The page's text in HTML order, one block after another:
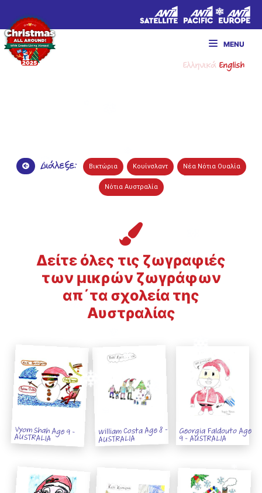
MENU
ΕλληνικάEnglish
Διάλεξε: Βικτώρια Κουίνσλαντ Νέα Νότια Ουαλία
Νότια Αυστραλία
Δείτε όλες τις ζωγραφιές
των μικρών ζωγράφων
απ΄τα σχολεία της
Αυστραλίας
Vyom Shah Age 9 -
AUSTRALIA William Costa Age 8 -
AUSTRALIA Georgia Faldouto Age
9 - AUSTRALIA